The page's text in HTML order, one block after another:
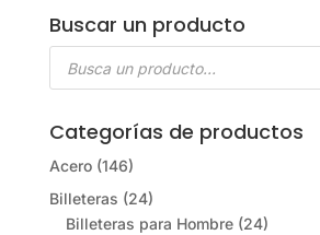
Buscar un producto
Búsqueda
Categorías de productos
Acero (146)
Billeteras (24)
Billeteras para Hombre (24)